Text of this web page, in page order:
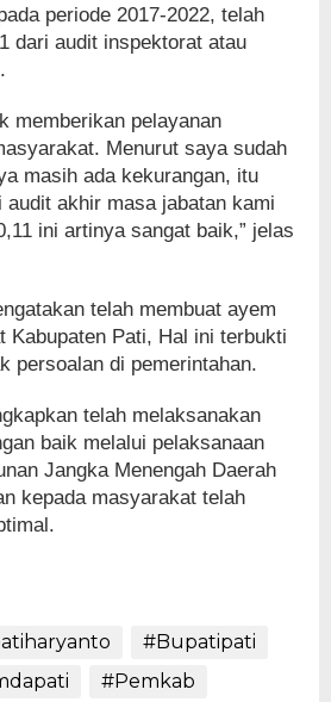
periode 2017-2022, telah
dari audit inspektorat atau
memberikan pelayanan
Menurut saya sudah
masih ada kekurangan, itu
audit akhir masa jabatan kami
ini artinya sangat baik,” jelas
telah membuat ayem
Kabupaten Pati, Hal ini terbukti
persoalan di pemerintahan.
telah melaksanakan
baik melalui pelaksanaan
Jangka Menengah Daerah
kepada masyarakat telah
#Bupatipati
#Pemkab